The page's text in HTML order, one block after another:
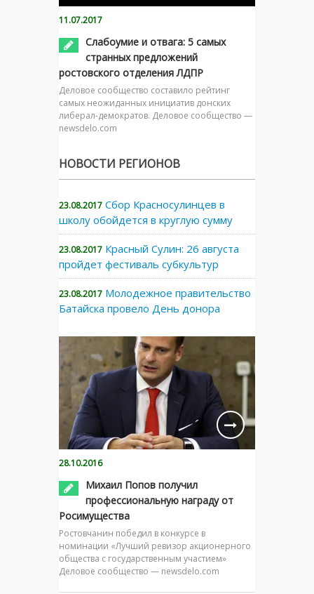
11.07.2017
Слабоумие и отвага: 5 самых
странных предложений
ростовского отделения ЛДПР
Деловое сообщество составило рейтинг
самых неожиданных инициатив донских
либерал-демократов. Деловое сообщество —
newsdelo.com
НОВОСТИ РЕГИОНОВ
23.08.2017 Сбор Красносулинцев в
школу обойдется в круглую сумму
23.08.2017 Красный Сулин: 26 августа
пройдет фестиваль субкультур
23.08.2017 Молодежное правительство
Батайска провело День донора
28.10.2016
Михаил Попов получил
профессиональную награду от
Росимущества
Ростовчанин победил в конкурсе в
номинации «Лучший ревизор акционерного
общества с государственным участием»
Деловое сообщество — newsdelo.com